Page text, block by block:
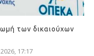
των δικαιούχων
17:17